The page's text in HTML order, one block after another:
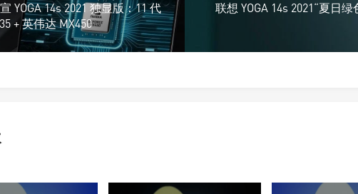
YOGA 14s 2021 独显版：11 代
+ 英伟达 MX450
联想 YOGA 14s 2021“夏日绿